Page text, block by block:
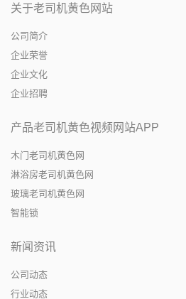
关于老司机黄色网站
公司简介
企业荣誉
企业文化
企业招聘
产品老司机黄色视频网站APP
木门老司机黄色网
淋浴房老司机黄色网
玻璃老司机黄色网
智能锁
新闻资讯
公司动态
行业动态